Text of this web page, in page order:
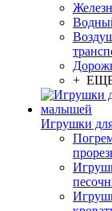
+
Игрушки